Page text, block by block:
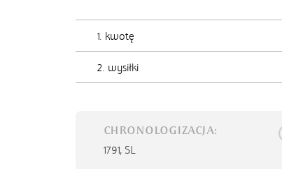
1. kwotę
2. wysiłki
CHRONOLOGIZACJA:
1791, SL